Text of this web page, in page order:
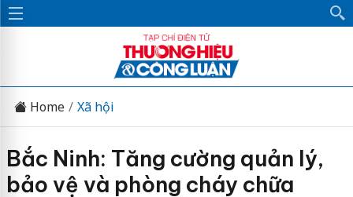
Home Xã hội
Bắc Ninh: Tăng cường quản lý,
bảo vệ và phòng cháy chữa